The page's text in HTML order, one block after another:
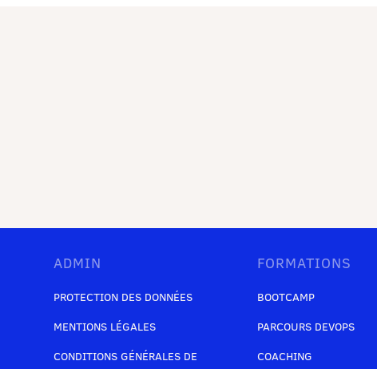
ADMIN
PROTECTION DES DONNÉES
MENTIONS LÉGALES
CONDITIONS GÉNÉRALES DE
FORMATIONS
BOOTCAMP
PARCOURS DEVOPS
COACHING